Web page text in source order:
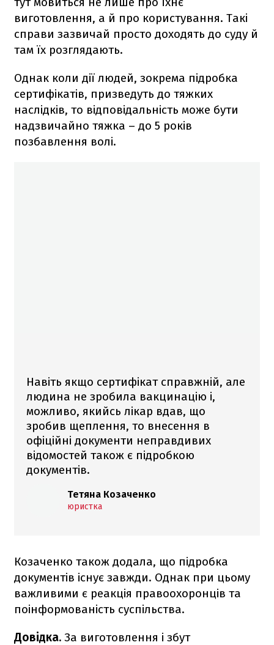
виготовлення, а й про користування. Такі
справи зазвичай просто доходять до суду й
там їх розглядають.
Однак коли дії людей, зокрема підробка
сертифікатів, призведуть до тяжких
наслідків, то відповідальність може бути
надзвичайно тяжка – до 5 років
позбавлення волі.
Навіть якщо сертифікат справжній, але
людина не зробила вакцинацію і,
можливо, якийсь лікар вдав, що
зробив щеплення, то внесення в
офіційні документи неправдивих
відомостей також є підробкою
документів.
Тетяна Козаченко
юристка
Козаченко також додала, що підробка
документів існує завжди. Однак при цьому
важливими є реакція правоохоронців та
поінформованість суспільства.
Довідка. За виготовлення і збут